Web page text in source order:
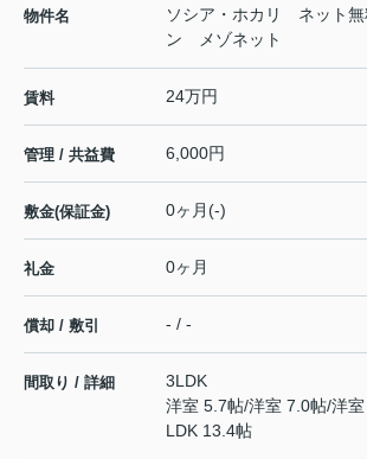
物件名
ソシア・ホカリ ネット
ン メゾネット
賃料 24万円
管理 / 共益費 6,000円
敷金(保証金) 0ヶ月(-)
礼金 0ヶ月
償却 / 敷引 - / -
間取り / 詳細
3LDK
洋室 5.7帖/洋室 7.0帖/洋
LDK 13.4帖